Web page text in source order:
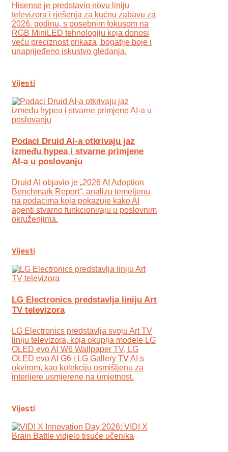
Hisense je predstavio novu liniju
televizora i rješenja za kućnu zabavu za
2026. godinu, s posebnim fokusom na
RGB MiniLED tehnologiju koja donosi
veću preciznost prikaza, bogatije boje i
unaprijeđeno iskustvo gledanja.
Vijesti
Podaci Druid AI-a otkrivaju jaz
između hypea i stvarne primjene
AI-a u poslovanju
Druid AI objavio je „2026 AI Adoption
Benchmark Report“, analizu temeljenu
na podacima koja pokazuje kako AI
agenti stvarno funkcioniraju u poslovnim
okruženjima.
Vijesti
LG Electronics predstavlja liniju Art
TV televizora
LG Electronics predstavlja svoju Art TV
liniju televizora, koja okuplja modele LG
OLED evo AI W6 Wallpaper TV, LG
OLED evo AI G6 i LG Gallery TV AI s
okvirom, kao kolekciju osmišljenu za
interijere usmjerene na umjetnost.
Vijesti